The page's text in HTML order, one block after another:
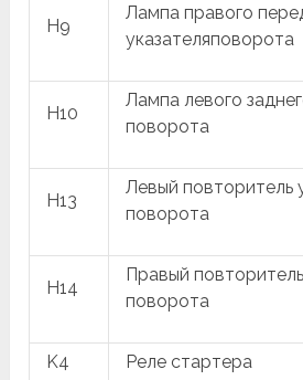
H9
Лампа правого
указателяповорота
H10
Лампа левого
поворота
H13
Левый повторитель
поворота
H14
Правый
поворота
K4 Реле стартера